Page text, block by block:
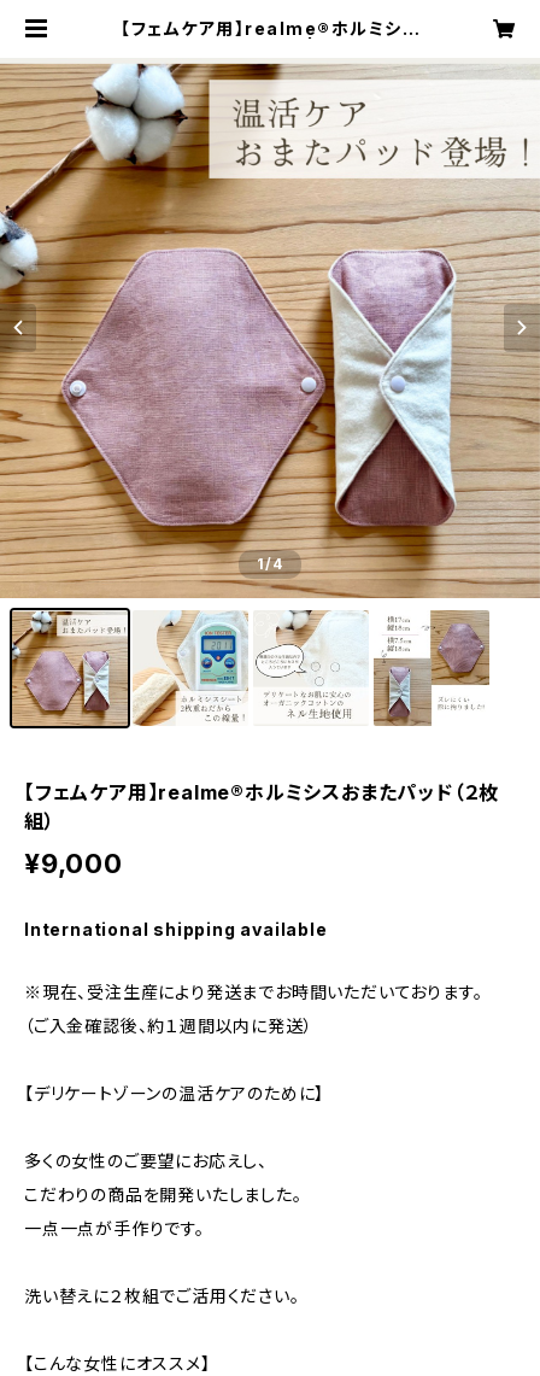
【フェムケア用】realme®ホルミシス
1/4
【フェムケア用】realme®ホルミシスおまたパッド（２枚
組）
¥9,000
International shipping available
※現在、受注生産により発送までお時間いただいております。
（ご入金確認後、約１週間以内に発送）
【デリケートゾーンの温活ケアのために】
多くの女性のご要望にお応えし、
こだわりの商品を開発いたしました。
一点一点が手作りです。
洗い替えに２枚組でご活用ください。
【こんな女性にオススメ】